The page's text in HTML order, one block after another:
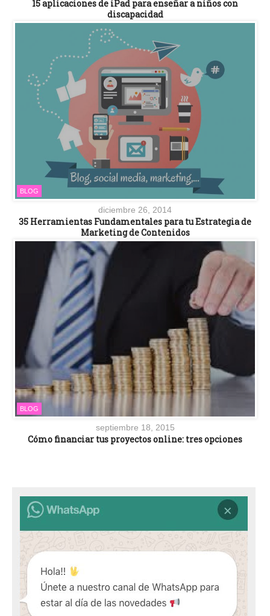
15 aplicaciones de iPad para enseñar a niños con
discapacidad
BLOG
diciembre 26, 2014
35 Herramientas Fundamentales para tu Estrategia de
Marketing de Contenidos
BLOG
septiembre 18, 2015
Cómo financiar tus proyectos online: tres opciones